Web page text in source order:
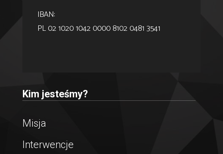
IBAN:
PL 02 1020 1042 0000 8102 0481 3541
Kim jesteśmy?
Misja
Interwencje